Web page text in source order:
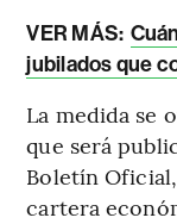
VER MÁS:
jubilados que
La medida se
que será
Boletín
cartera